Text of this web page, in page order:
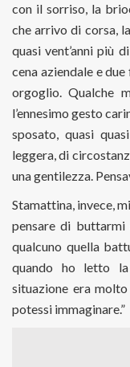
con il sorriso, la
che arrivo di corsa,
quasi vent’anni più
cena aziendale e
orgoglio. Qualche
l’ennesimo gesto
sposato, quasi
leggera, di
una gentilezza.
Stamattina, invece,
pensare di buttarmi
qualcuno quella
quando ho letto
situazione era
potessi immaginare.”